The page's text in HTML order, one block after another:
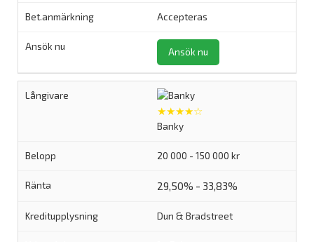
Accepteras
Ansök nu
★★★★☆
Banky
20 000 - 150 000 kr
29,50% - 33,83%
Dun & Bradstreet